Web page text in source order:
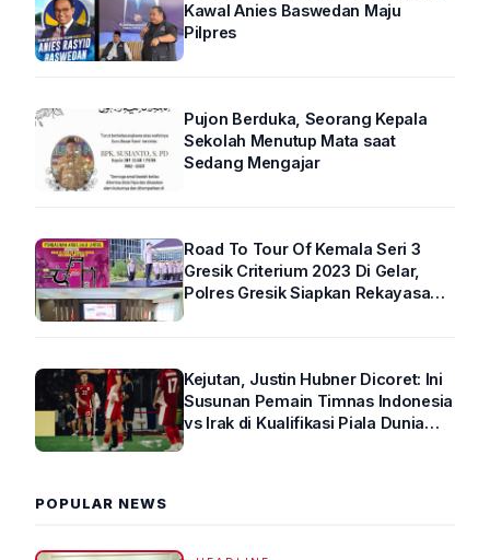
Kawal Anies Baswedan Maju
Pilpres
Pujon Berduka, Seorang Kepala
Sekolah Menutup Mata saat
Sedang Mengajar
Road To Tour Of Kemala Seri 3
Gresik Criterium 2023 Di Gelar,
Polres Gresik Siapkan Rekayasa
Kejutan, Justin Hubner Dicoret: Ini
Susunan Pemain Timnas Indonesia
vs Irak di Kualifikasi Piala Dunia
POPULAR NEWS